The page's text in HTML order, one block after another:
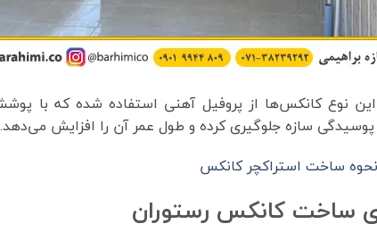
نوع کانکس‌ها از پروفیل آهنی استفاده شده که با
پوسیدگی سازه جلوگیری کرده و طول عمر آن را افزایش می‌دهد.
نحوه ساخت استراکچر کانکس
ساخت کانکس رستوران